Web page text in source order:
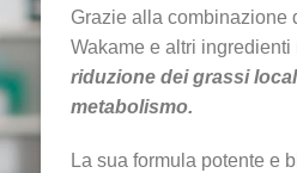
Grazie alla combinazione
Wakame e altri ingredienti
riduzione dei grassi
metabolismo.
La sua formula potente e